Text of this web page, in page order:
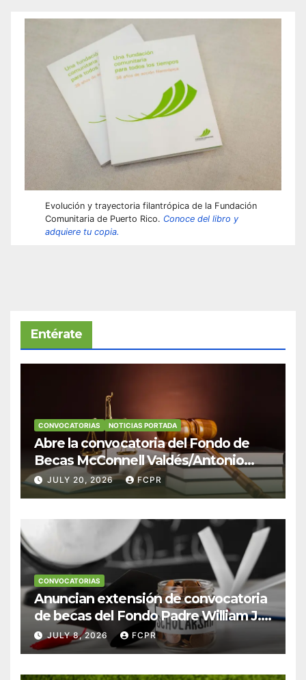
Evolución y trayectoria filantrópica de la Fundación
Comunitaria de Puerto Rico. Conoce del libro y
adquiere tu copia.
Entérate
CONVOCATORIAS NOTICIAS PORTADA
Abre la convocatoria del Fondo de
Becas McConnell Valdés/Antonio
Escudero Viera para estudiantes de
Derecho en Puerto Rico
JULY 20, 2026 FCPR
CONVOCATORIAS
Anuncian extensión de convocatoria
de becas del Fondo Padre William J.
Hendricks, SJ para estudiantes del
Colegio San Ignacio
JULY 8, 2026 FCPR